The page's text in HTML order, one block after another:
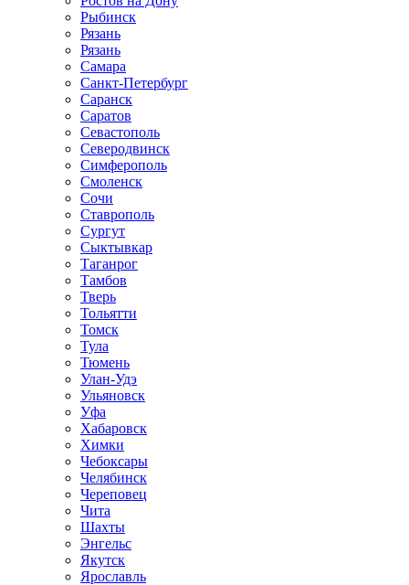
Рыбинск
Рязань
Рязань
Самара
Санкт-Петербург
Саранск
Саратов
Севастополь
Северодвинск
Симферополь
Смоленск
Сочи
Ставрополь
Сургут
Сыктывкар
Таганрог
Тамбов
Тверь
Тольятти
Томск
Тула
Тюмень
Улан-Удэ
Ульяновск
Уфа
Хабаровск
Химки
Чебоксары
Челябинск
Череповец
Чита
Шахты
Энгельс
Якутск
Ярославль